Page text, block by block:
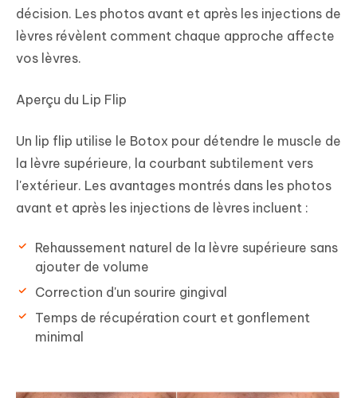
décision. Les photos avant et après les injections de
lèvres révèlent comment chaque approche affecte
vos lèvres.
Aperçu du Lip Flip
Un lip flip utilise le Botox pour détendre le muscle de
la lèvre supérieure, la courbant subtilement vers
l'extérieur. Les avantages montrés dans les photos
avant et après les injections de lèvres incluent :
Rehaussement naturel de la lèvre supérieure sans
ajouter de volume
Correction d'un sourire gingival
Temps de récupération court et gonflement
minimal